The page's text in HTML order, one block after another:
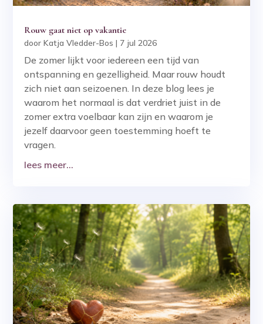
Rouw gaat niet op vakantie
doorKatja Vledder-Bos | 7 jul 2026
De zomer lijkt voor iedereen een tijd van
ontspanning en gezelligheid. Maar rouw houdt
zich niet aan seizoenen. In deze blog lees je
waarom het normaal is dat verdriet juist in de
zomer extra voelbaar kan zijn en waarom je
jezelf daarvoor geen toestemming hoeft te
vragen.
lees meer...